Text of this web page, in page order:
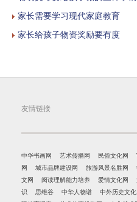
家长需要学习现代家庭教育
家长给孩子物资奖励要有度
友情链接
中华书画网 艺术传播网 民俗文化网
网
城市品牌建设网 旅游风景名胜网
文网
阅读理解能力培养 爱情文化网
识
思维谷 中华人物谱 中外历史文